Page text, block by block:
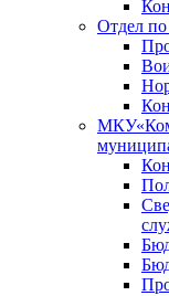
Отдел